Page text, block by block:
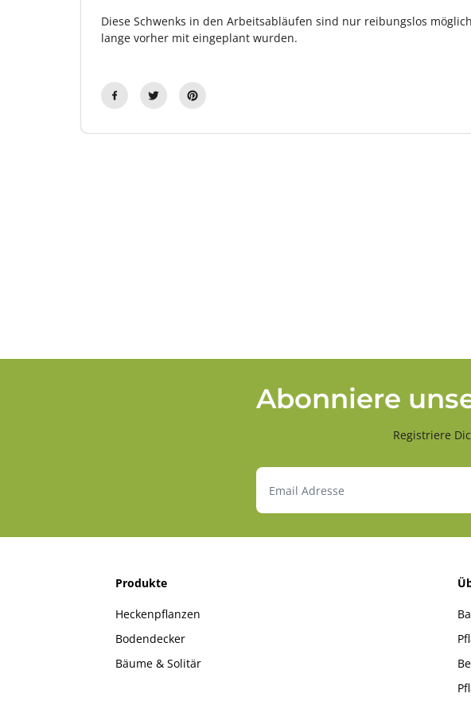
Diese Schwenks in den Arbeitsabläufen sind nur reibungslos
lange vorher mit eingeplant wurden.
Abonniere
Registriere
Produkte
Heckenpflanzen
Bodendecker
Bäume & Solitär